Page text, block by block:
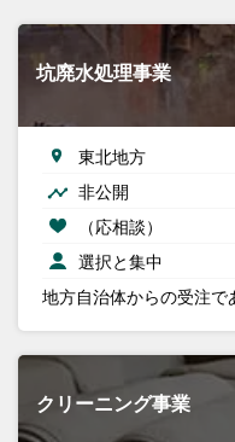
坑廃水処理事業
東北地方
非公開
（応相談）
選択と集中
地方自治体からの受注で
クリーニング事業